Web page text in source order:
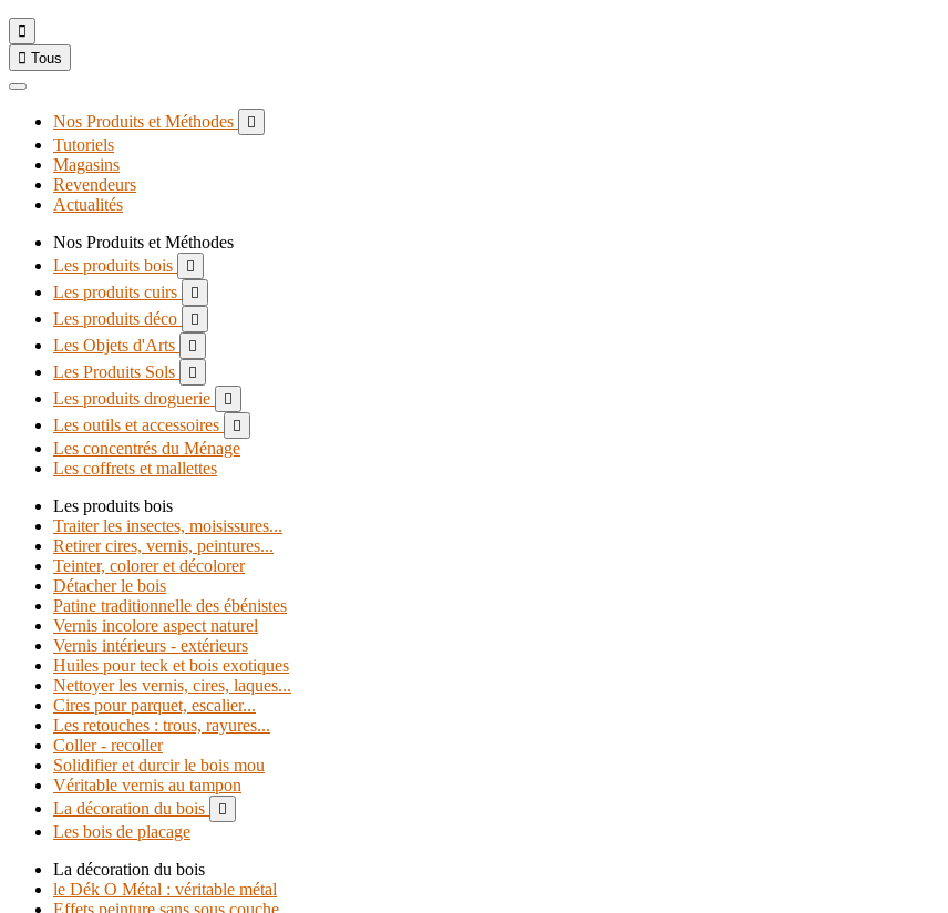

 Tous
Nos Produits et Méthodes 
Tutoriels
Magasins
Revendeurs
Actualités
Nos Produits et Méthodes
Les produits bois

Les produits cuirs 
Les produits déco 
Les Objets d'Arts 
Les Produits Sols 
Les produits droguerie 
Les outils et accessoires 
Les concentrés du Ménage
Les coffrets et mallettes
Les produits bois
Traiter les insectes, moisissures...
Retirer cires, vernis, peintures...
Teinter, colorer et décolorer
Détacher le bois
Patine traditionnelle des ébénistes
Vernis incolore aspect naturel
Vernis intérieurs - extérieurs
Huiles pour teck et bois exotiques
Nettoyer les vernis, cires, laques...
Cires pour parquet, escalier...
Les retouches : trous, rayures...
Coller - recoller
Solidifier et durcir le bois mou
Véritable vernis au tampon
La décoration du bois

Les bois de placage
La décoration du bois
le Dék O Métal : véritable métal
Effets peinture sans sous couche